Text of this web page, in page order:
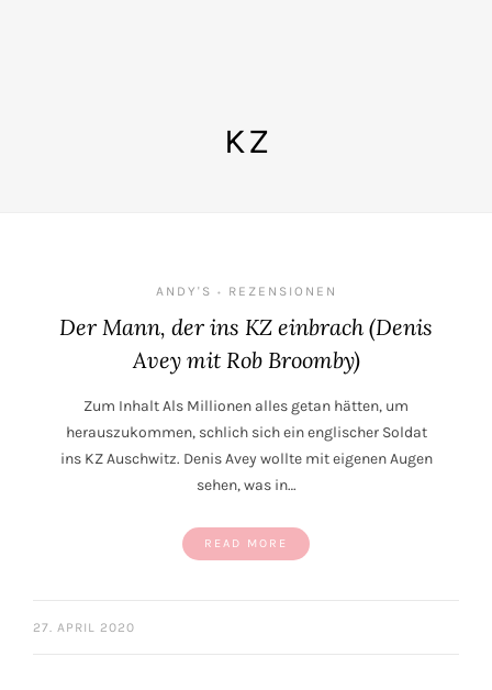
KZ
ANDY'S • REZENSIONEN
Der Mann, der ins KZ einbrach (Denis
Avey mit Rob Broomby)
Zum Inhalt Als Millionen alles getan hätten, um
herauszukommen, schlich sich ein englischer Soldat
ins KZ Auschwitz. Denis Avey wollte mit eigenen Augen
sehen, was in…
READ MORE
27. APRIL 2020